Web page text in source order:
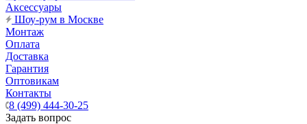
Аксессуары
Шоу-рум в Москве
Монтаж
Оплата
Доставка
Гарантия
Оптовикам
Контакты
8 (499) 444-30-25
Задать вопрос